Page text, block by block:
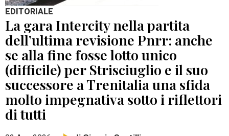
EDITORIALE
La gara Intercity nella partita
dell’ultima revisione Pnrr: anche
se alla fine fosse lotto unico
(difficile) per Strisciuglio e il suo
successore a Trenitalia una sfida
molto impegnativa sotto i riflettori
di tutti